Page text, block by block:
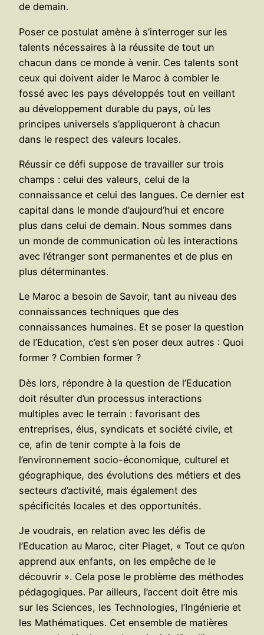
de demain.
Poser ce postulat amène à s’interroger sur les
talents nécessaires à la réussite de tout un
chacun dans ce monde à venir. Ces talents sont
ceux qui doivent aider le Maroc à combler le
fossé avec les pays développés tout en veillant
au développement durable du pays, où les
principes universels s’appliqueront à chacun
dans le respect des valeurs locales.
Réussir ce défi suppose de travailler sur trois
champs : celui des valeurs, celui de la
connaissance et celui des langues. Ce dernier est
capital dans le monde d’aujourd’hui et encore
plus dans celui de demain. Nous sommes dans
un monde de communication où les interactions
avec l’étranger sont permanentes et de plus en
plus déterminantes.
Le Maroc a besoin de Savoir, tant au niveau des
connaissances techniques que des
connaissances humaines. Et se poser la question
de l’Education, c’est s’en poser deux autres : Quoi
former ? Combien former ?
Dès lors, répondre à la question de l’Education
doit résulter d’un processus interactions
multiples avec le terrain : favorisant des
entreprises, élus, syndicats et société civile, et
ce, afin de tenir compte à la fois de
l’environnement socio-économique, culturel et
géographique, des évolutions des métiers et des
secteurs d’activité, mais également des
spécificités locales et des opportunités.
Je voudrais, en relation avec les défis de
l’Education au Maroc, citer Piaget, « Tout ce qu’on
apprend aux enfants, on les empêche de le
découvrir ». Cela pose le problème des méthodes
pédagogiques. Par ailleurs, l’accent doit être mis
sur les Sciences, les Technologies, l’Ingénierie et
les Mathématiques. Cet ensemble de matières